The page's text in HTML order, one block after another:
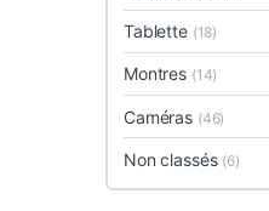
Tablette (18)
Montres (14)
Caméras (46)
Non classés (6)